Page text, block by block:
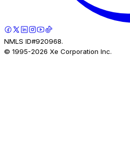
NMLS ID#920968.
© 1995-2026 Xe Corporation Inc.